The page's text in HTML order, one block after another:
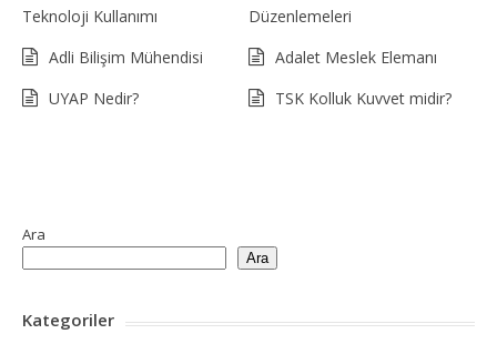
Teknoloji Kullanımı
Düzenlemeleri
Adli Bilişim Mühendisi
Adalet Meslek Elemanı
UYAP Nedir?
TSK Kolluk Kuvvet midir?
Ara
Ara
Kategoriler